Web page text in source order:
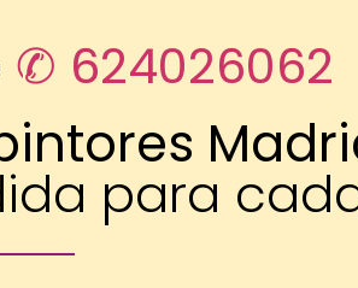
✆ 624026062
para